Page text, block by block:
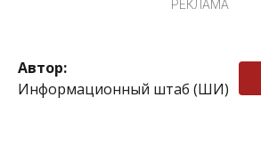
РЕКЛАМА
Автор:
Информационный штаб (ШИ)